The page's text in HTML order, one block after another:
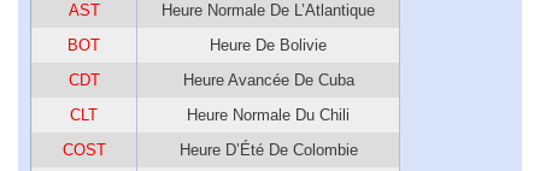
AST
Heure Normale De L’Atlantique
BOT
Heure De Bolivie
CDT
Heure Avancée De Cuba
CLT
Heure Normale Du Chili
COST
Heure D’Été De Colombie